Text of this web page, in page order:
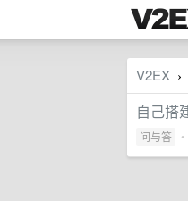
V2EX ›
自己搭
问与答 •